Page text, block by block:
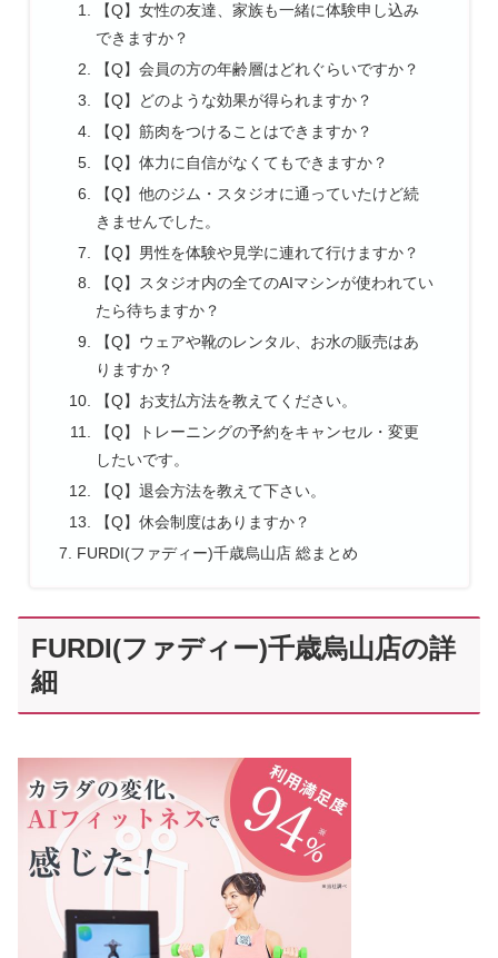
【Q】女性の友達、家族も一緒に体験申し込み
できますか？
【Q】会員の方の年齢層はどれぐらいですか？
【Q】どのような効果が得られますか？
【Q】筋肉をつけることはできますか？
【Q】体力に自信がなくてもできますか？
【Q】他のジム・スタジオに通っていたけど続
きませんでした。
【Q】男性を体験や見学に連れて行けますか？
【Q】スタジオ内の全てのAIマシンが使われてい
たら待ちますか？
【Q】ウェアや靴のレンタル、お水の販売はあ
りますか？
【Q】お支払方法を教えてください。
【Q】トレーニングの予約をキャンセル・変更
したいです。
【Q】退会方法を教えて下さい。
【Q】休会制度はありますか？
FURDI(ファディー)千歳烏山店 総まとめ
FURDI(ファディー)千歳烏山店の詳
細